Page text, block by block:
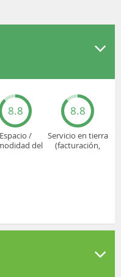
8.8
Espacio /
del
8.8
Servicio en tierra
(facturación,